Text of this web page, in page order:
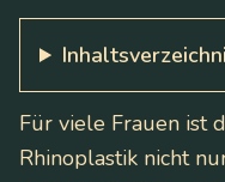
Für viele Frauen ist
Rhinoplastik nicht